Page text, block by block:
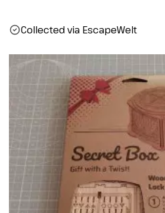
Collected via EscapeWelt